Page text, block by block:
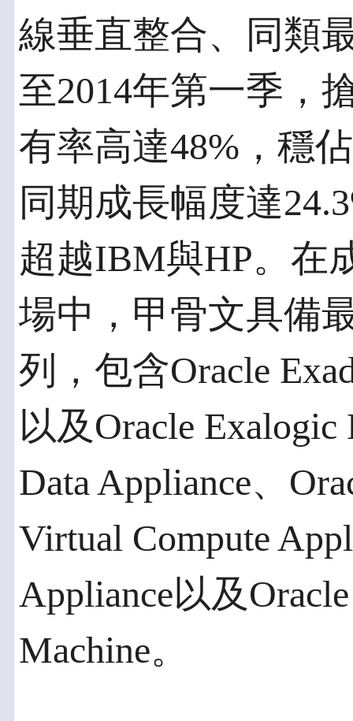
線垂直整合、同類
至2014年第一季，
有率高達48%，穩
同期成長幅度達
超越IBM與HP。在
場中，甲骨文具備
列，包含Oracle
以及Oracle
Data Appliance、
Virtual Compute
Appliance以及
Machine。